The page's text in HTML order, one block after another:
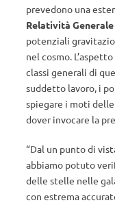
prevedono una
Relatività Generale
potenziali
nel cosmo.
classi generali di
suddetto lavoro, i
spiegare i moti
dover invocare la
“Dal un punto di
abbiamo potuto
delle stelle nelle
con estrema